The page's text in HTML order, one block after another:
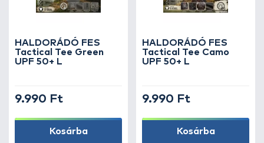
HALDORÁDÓ FES
Tactical Tee Green
UPF 50+ L
9.990 Ft
Kosárba
HALDORÁDÓ FES
Tactical Tee Camo
UPF 50+ L
9.990 Ft
Kosárba